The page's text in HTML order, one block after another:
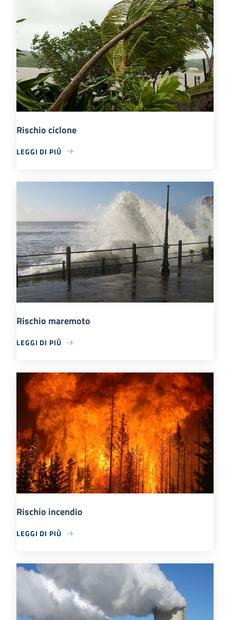
Rischio ciclone
LEGGI DI PIÙ
Rischio maremoto
LEGGI DI PIÙ
Rischio incendio
LEGGI DI PIÙ